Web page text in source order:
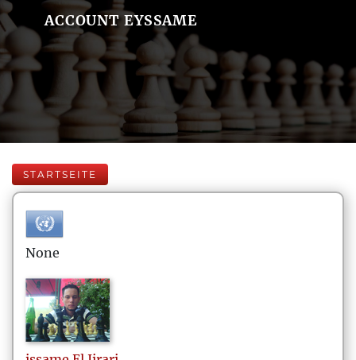
ACCOUNT EYSSAME
STARTSEITE
None